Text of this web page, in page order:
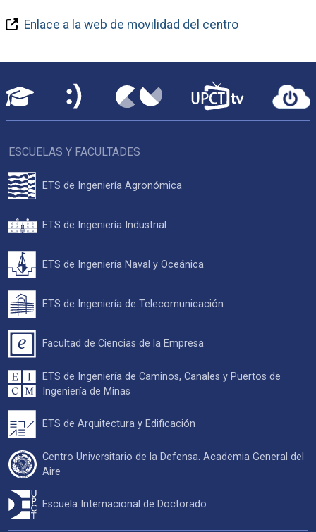
Enlace a la web de movilidad del centro
ESCUELAS Y FACULTADES
ETS de Ingeniería Agronómica
ETS de Ingeniería Industrial
ETS de Ingeniería Naval y Oceánica
ETS de Ingeniería de Telecomunicación
Facultad de Ciencias de la Empresa
ETS de Ingeniería de Caminos, Canales y Puertos de
Ingeniería de Minas
ETS de Arquitectura y Edificación
Centro Universitario de la Defensa. Academia General del
Aire
Escuela Internacional de Doctorado